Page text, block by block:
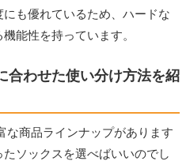
も優れているため、ハードな
能性を持っています。
合わせた使い分け方法を紹
な商品ラインナップがあります
ソックスを選べばいいのでし